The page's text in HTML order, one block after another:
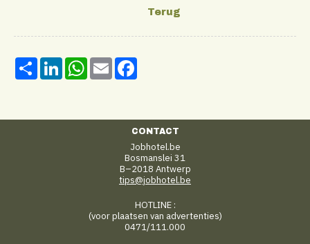
Share LinkedInWhatsApp
Email
CONTACT
Jobhotel.be
Bosmanslei 31
B–2018 Antwerp
tips@jobhotel.be
HOTLINE :
(voor plaatsen van advertenties)
0471/111.000